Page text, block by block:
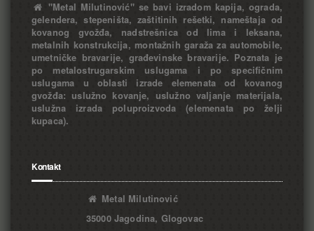
"Metal Milutinović" se bavi izradom kapija, ograda,
gelendera, stepeništa, zaštitinih rešetki, nameštaja od
kovanog gvožđa, nadstrešnica od lima i leksana,
metalnih konstrukcija, montažnih garaža za automobile,
umetničke bravarije, građevinske bravarije. Poznata je
po metalostrugarskim uslugama i po specifičnim
uslugama u oblasti izrade elemenata od kovanog
gvožđa: uslužno kovanje, uslužno valjanje materijala,
uslužna izrada poluproizvoda (elemenata po želji
kupaca).
Kontakt
Metal Milutinović
35000 Jagodina, Glogovac